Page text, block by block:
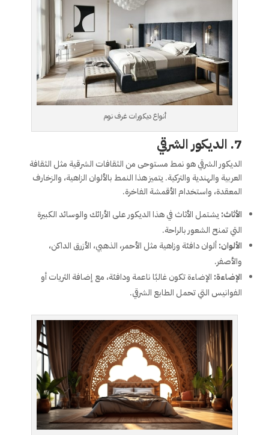
أنواع ديكورات غرف نوم
7. الديكور الشرقي
الديكور الشرقي هو نمط مستوحى من الثقافات الشرقية مثل الثقافة
العربية والهندية والتركية. يتميز هذا النمط بالألوان الزاهية، والزخارف
المعقدة، واستخدام الأقمشة الفاخرة.
الأثاث: يشتمل الأثاث في هذا الديكور على الأرائك والوسائد الكبيرة
التي تمنح الشعور بالراحة.
الألوان:ألوان دافئة وزاهية مثل الأحمر، الذهبي، الأزرق الداكن،
والأصفر.
الإضاءة: الإضاءة تكون غالبًا ناعمة ودافئة، مع إضافة الثريات أو
الفوانيس التي تحمل الطابع الشرقي.